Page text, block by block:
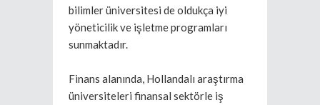
bilimler üniversitesi de oldukça iyi
yöneticilik ve işletme programları
sunmaktadır.
Finans alanında, Hollandalı araştırma
üniversiteleri finansal sektörle iş